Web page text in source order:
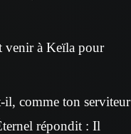
venir à Keïla pour
il, comme ton serviteur
répondit : Il